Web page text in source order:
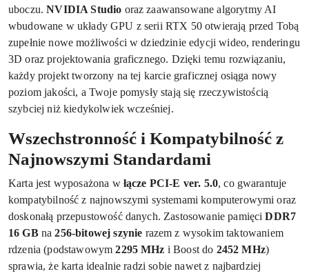
uboczu.NVIDIA Studio oraz zaawansowane algorytmy AI
wbudowane w układy GPU z serii RTX 50 otwierają przed Tobą
zupełnie nowe możliwości w dziedzinie edycji wideo, renderingu
3D oraz projektowania graficznego. Dzięki temu rozwiązaniu,
każdy projekt tworzony na tej karcie graficznej osiąga nowy
poziom jakości, a Twoje pomysły stają się rzeczywistością
szybciej niż kiedykolwiek wcześniej.
Wszechstronność i Kompatybilność z
Najnowszymi Standardami
Karta jest wyposażona w łącze PCI-E ver. 5.0, co gwarantuje
kompatybilność z najnowszymi systemami komputerowymi oraz
doskonałą przepustowość danych. Zastosowanie pamięciDDR7
16 GBna256-bitowej szynie razem z wysokim taktowaniem
rdzenia (podstawowym2295 MHz i Boost do 2452 MHz)
sprawia, że karta idealnie radzi sobie nawet z najbardziej